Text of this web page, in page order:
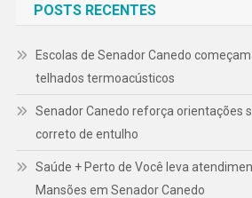
POSTS RECENTES
Escolas de Senador Canedo
telhados termoacústicos
Senador Canedo reforça orientações
correto de entulho
Saúde + Perto de Você leva
Mansões em Senador Canedo